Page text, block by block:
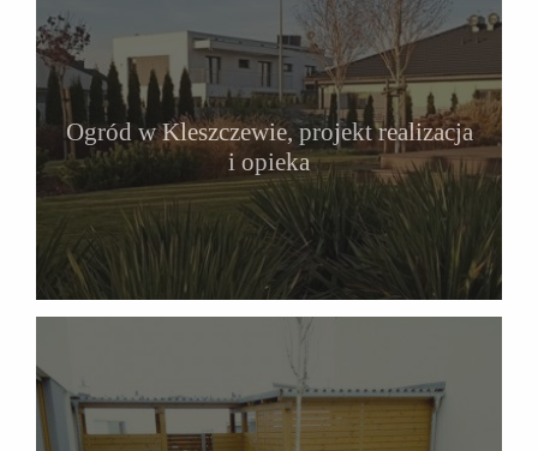
Ogród w Kleszczewie, projekt realizacja
i opieka